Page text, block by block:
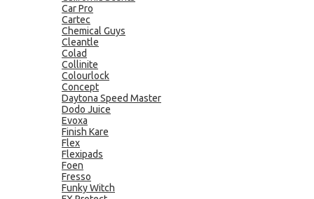
Car Pro
Cartec
Chemical Guys
Cleantle
Colad
Collinite
Colourlock
Concept
Daytona Speed Master
Dodo Juice
Evoxa
Finish Kare
Flex
Flexipads
Foen
Fresso
Funky Witch